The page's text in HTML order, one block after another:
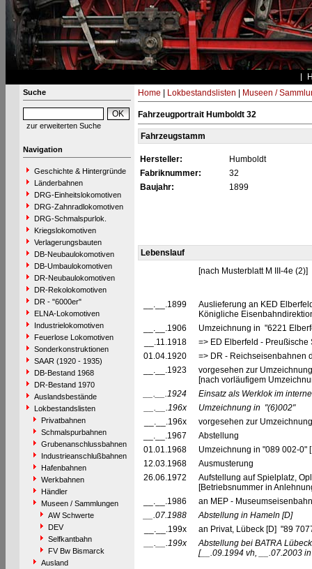
Suche
zur erweiterten Suche
Navigation
Geschichte & Hintergründe
Länderbahnen
DRG-Einheitslokomotiven
DRG-Zahnradlokomotiven
DRG-Schmalspurlok.
Kriegslokomotiven
Verlagerungsbauten
DB-Neubaulokomotiven
DB-Umbaulokomotiven
DR-Neubaulokomotiven
DR-Rekolokomotiven
DR - "6000er"
ELNA-Lokomotiven
Industrielokomotiven
Feuerlose Lokomotiven
Sonderkonstruktionen
SAAR (1920 - 1935)
DB-Bestand 1968
DR-Bestand 1970
Auslandsbestände
Lokbestandslisten
Privatbahnen
Schmalspurbahnen
Grubenanschlussbahnen
Industrieanschlußbahnen
Hafenbahnen
Werkbahnen
Händler
Museen / Sammlungen
AW Schwerte
DEV
Selfkantbahn
FV Bw Bismarck
Ausland
Home Lokbestandslisten Museen /
Fahrzeugportrait Humboldt 32
Fahrzeugstamm
Hersteller:
Humboldt
Fabriknummer:
32
Baujahr:
1899
Lebenslauf
[nach Musterblatt M III-4e (2)]
__.__.1899
Auslieferung an KED
Königliche
__.__.1906
Umzeichnung in "6221
__.11.1918
=> ED Elberfeld -
01.04.1920
=> DR - Reichseisenbahnen
__.__.1923
vorgesehen zur
[nach vorläufigem
__.__.1924
Einsatz als Werklok im
__.__.196x
Umzeichnung in "(6)002"
__.__.196x
vorgesehen zur
__.__.1967
Abstellung
01.01.1968
Umzeichnung in "089 002-0"
12.03.1968
Ausmusterung
26.06.1972
Aufstellung auf Spielplatz,
[Betriebsnummer in
__.__.1986
an MEP -
__.07.1988
Abstellung in Hameln [D]
__.__.199x
an Privat, Lübeck [D] "89
__.__.199x
Abstellung bei BATRA
[__.09.1994 vh, __.07.2003